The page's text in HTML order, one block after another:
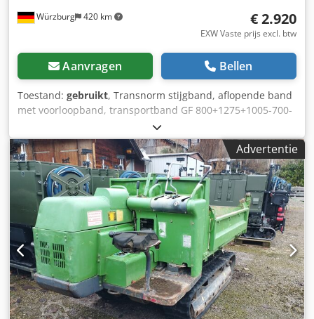
Würzburg 420 km € 2.920
EXW Vaste prijs excl. btw
Aanvragen Bellen
Toestand: gebruikt, Transnorm stijgband, aflopende band
met voorloopband, transportband GF 800+1275+1005-700-
600 RA2499 Technische gegevens: Chsdpfx Aksy N E Tbs
Tea Transportlengte (NL): 2980 mm (830 + 150 mm bocht +
1200 mm stijgsegment + 800 mm voorloop) Framebreedte
(NB): 700 mm, 900 mm met motor Bandbreedte (GuB): 600
mm Bouwhoogte (BH): 80 mm, 430 mm met motor Hoek:
vrij instelbaar tussen 0 en 15° Steunpalen: optioneel
verkrijgbaar Transportsnelheid (v m/s): neem contact op
Aandrijving: SEW tandwielmotor Elektrische gegevens:
50Hz V380-500, kW 0,37 S1 Aandrijftrommel: Ø = 81 mm
Bandteruglooprol: Ø = 81 mm Optioneel verkrijgbaar: -
Steunen - Zijgeleiding eenzijdig of dubbelzijdig -
Frequentieregelaar voor traploze snelheidsaanpassing -
Lengte aanpassen (langer/korter) Prijzen exclusief btw
Advertentie